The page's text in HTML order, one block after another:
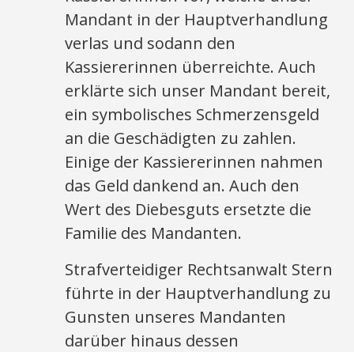
Mandant in der Hauptverhandlung
verlas und sodann den
Kassiererinnen überreichte. Auch
erklärte sich unser Mandant bereit,
ein symbolisches Schmerzensgeld
an die Geschädigten zu zahlen.
Einige der Kassiererinnen nahmen
das Geld dankend an. Auch den
Wert des Diebesguts ersetzte die
Familie des Mandanten.
Strafverteidiger Rechtsanwalt Stern
führte in der Hauptverhandlung zu
Gunsten unseres Mandanten
darüber hinaus dessen